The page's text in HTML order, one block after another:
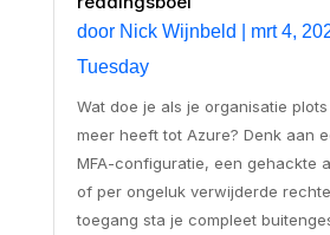
door Nick Wijnbeld mrt 4,
Tuesday
Wat doe je als je organisatie
meer heeft tot Azure? Denk aan
MFA-configuratie, een gehackte
of per ongeluk verwijderde
toegang sta je compleet